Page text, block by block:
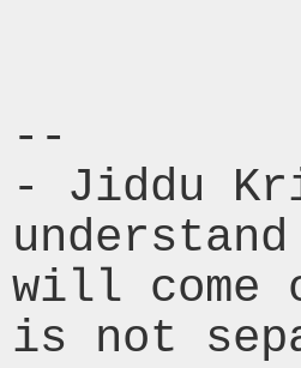
--
- Jiddu
will come
is not